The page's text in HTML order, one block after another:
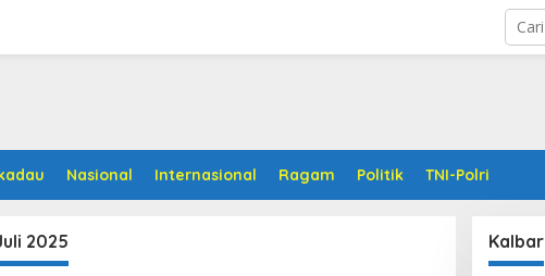
Nasional Internasional Ragam Politik TNI-Polri
2025 Kalbar